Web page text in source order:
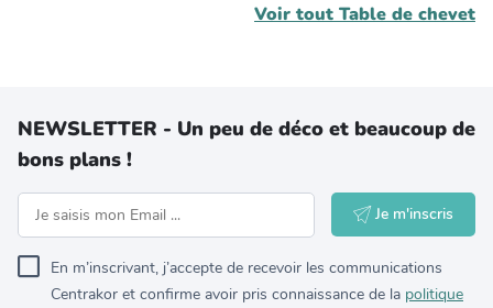
Voir tout Table de chevet
NEWSLETTER - Un peu de déco et beaucoup de
bons plans !
Je m'inscris
En m’inscrivant, j’accepte de recevoir les communications
Centrakor et confirme avoir pris connaissance de la politique